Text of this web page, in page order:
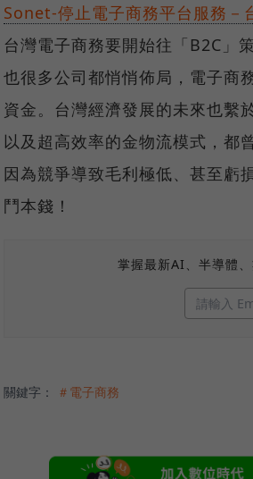
Sonet-停止電子商務平台服務－
台灣電子商務要開始往「B2C」
也很多公司都悄悄佈局，電子商
資金。台灣經濟發展的未來也繫
以及超高效率的金物流模式，都
因為競爭導致毛利極低、甚至虧
鬥本錢！
掌握最新AI、半導體
關鍵字： ＃電子商務